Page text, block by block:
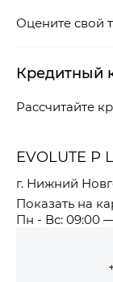
Оцените свой
Кредитный
Рассчитайте
EVOLUTE Р
г. Нижний
Показать на
Пн - Вс: 09:00